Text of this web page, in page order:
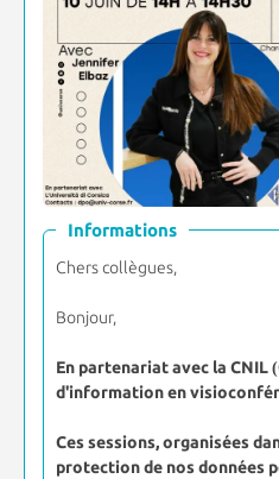
Informations
Chers collègues,
Bonjour,
En partenariat avec la CNIL
d'information en
Ces sessions, organisées
protection de nos données